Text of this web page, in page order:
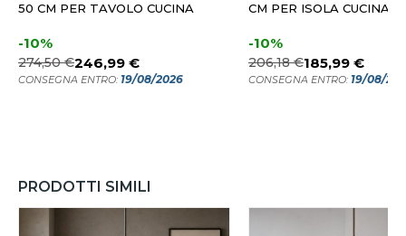
50 CM PER TAVOLO CUCINA
-10%
274,50 €246,99 €
CONSEGNA ENTRO: 19/08/2026
CM PER ISOLA CUCINA
-10%
206,18 €185,99 €
CONSEGNA ENTRO: 19/08/
PRODOTTI SIMILI